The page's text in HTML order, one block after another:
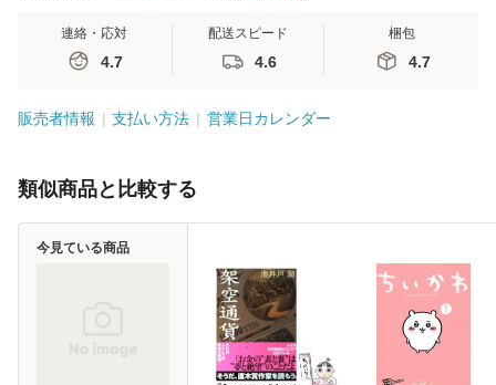
連絡・応対
4.7
配送スピード
4.6
梱包
4.7
販売者情報 支払い方法 営業日カレンダー
類似商品と比較する
今見ている商品